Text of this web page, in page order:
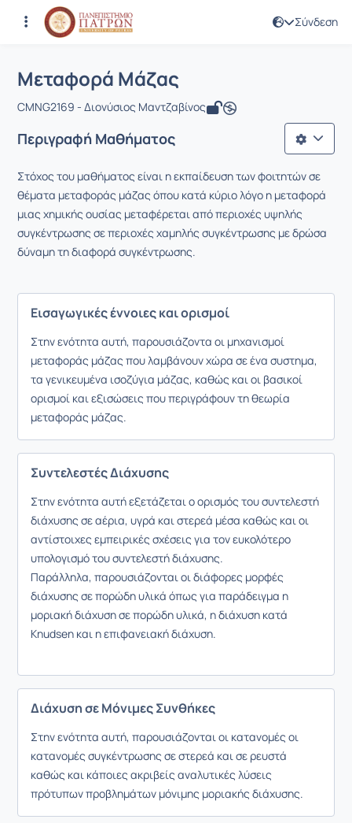
Σύνδεση
Αρχική Σελίδα
Μάθημα : Μεταφορά Μάζας
Κωδικός : CMNG2169
Μεταφορά Μάζας
CMNG2169 - Διονύσιος Μαντζαβίνος
Περιγραφή Μαθήματος
Στόχος του μαθήματος είναι η εκπαίδευση των φοιτητών σε
θέματα μεταφοράς μάζας όπου κατά κύριο λόγο η μεταφορά
μιας χημικής ουσίας μεταφέρεται από περιοχές υψηλής
συγκέντρωσης σε περιοχές χαμηλής συγκέντρωσης με δρώσα
δύναμη τη διαφορά συγκέντρωσης.
Εισαγωγικές έννοιες και ορισμοί
Στην ενότητα αυτή, παρουσιάζοντα οι μηχανισμοί
μεταφοράς μάζας που λαμβάνουν χώρα σε ένα συστημα,
τα γενικευμένα ισοζύγια μάζας, καθώς και οι βασικοί
ορισμοί και εξισώσεις που περιγράφουν τη θεωρία
μεταφοράς μάζας.
Συντελεστές Διάχυσης
Στην ενότητα αυτή εξετάζεται ο ορισμός του συντελεστή
διάχυσης σε αέρια, υγρά και στερεά μέσα καθώς και οι
αντίστοιχες εμπειρικές σχέσεις για τον ευκολότερο
υπολογισμό του συντελεστή διάχυσης.
Παράλληλα, παρουσιάζονται οι διάφορες μορφές
διάχυσης σε πορώδη υλικά όπως για παράδειγμα η
μοριακή διάχυση σε πορώδη υλικά, η διάχυση κατά
Knudsen και η επιφανειακή διάχυση.
Διάχυση σε Μόνιμες Συνθήκες
Στην ενότητα αυτή, παρουσιάζονται οι κατανομές οι
κατανομές συγκέντρωσης σε στερεά και σε ρευστά
καθώς και κάποιες ακριβείς αναλυτικές λύσεις
πρότυπων προβλημάτων μόνιμης μοριακής διάχυσης.